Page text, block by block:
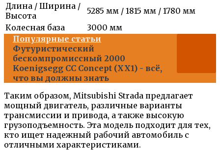
Длина / Ширина /
Высота
5285 мм / 1815 мм / 1780 мм
Колесная база
3000 мм
Популярные статьи
Футуристический
бескомпромиссный 2000
Koenigsegg CC Concept (XX1) - всё,
что вы должны знать
Таким образом, Mitsubishi Strada предлагает
мощный двигатель, различные варианты
трансмиссии и привода, а также высокую
грузоподъемность. Эта модель подходит для тех,
кто ищет надежный рабочий автомобиль с
отличными характеристиками.